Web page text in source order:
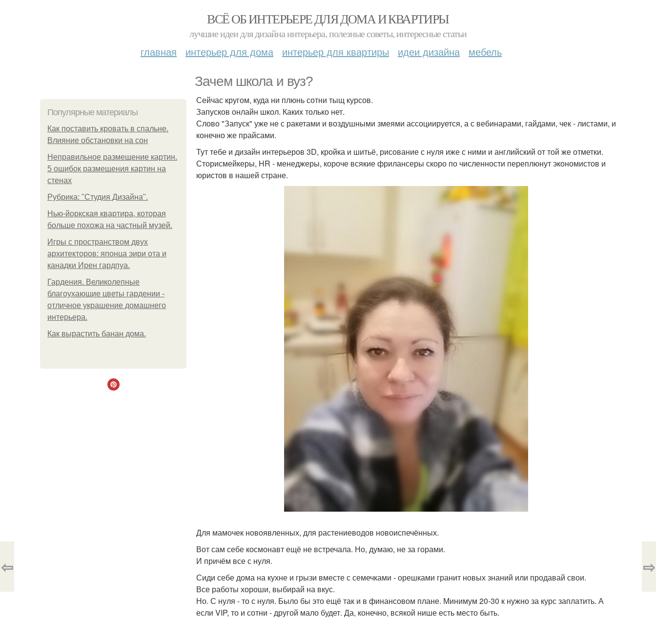
ВСЁ ОБ ИНТЕРЬЕРЕ ДЛЯ ДОМА И КВАРТИРЫ
лучшие идеи для дизайна интерьера, полезные советы, интересные статьи
главная интерьер для дома интерьер для квартиры идеи дизайна мебель
Зачем школа и вуз?
Популярные материалы
Как поставить кровать в спальне.
Влияние обстановки на сон
Неправильное размещение картин.
5 ошибок размещения картин на
стенах
Рубрика: "Студия Дизайна".
Нью-йоркская квартира, которая
больше похожа на частный музей.
Игры с пространством двух
архитекторов: японца эири ота и
канадки Ирен гардпуа.
Гардения. Великолепные
благоухающие цветы гардении -
отличное украшение домашнего
интерьера.
Как вырастить банан дома.
Сейчас кругом, куда ни плюнь сотни тыщ курсов.
Запусков онлайн школ. Каких только нет.
Слово "Запуск" уже не с ракетами и воздушными змеями ассоциируется, а с вебинарами, гайдами, чек - листами, и
конечно же прайсами.
Тут тебе и дизайн интерьеров 3D, кройка и шитьё, рисование с нуля иже с ними и английский от той же отметки.
Сторисмейкеры, HR - менеджеры, короче всякие фрилансеры скоро по численности переплюнут экономистов и
юристов в нашей стране.
Для мамочек новоявленных, для растениеводов новоиспечённых.
Вот сам себе космонавт ещё не встречала. Но, думаю, не за горами.
И причём все с нуля.
Сиди себе дома на кухне и грызи вместе с семечками - орешками гранит новых знаний или продавай свои.
Все работы хороши, выбирай на вкус.
Но. С нуля - то с нуля. Было бы это ещё так и в финансовом плане. Минимум 20-30 к нужно за курс заплатить. А
если VIP, то и сотни - другой мало будет. Да, конечно, всякой нише есть место быть.
⇦ ⇨